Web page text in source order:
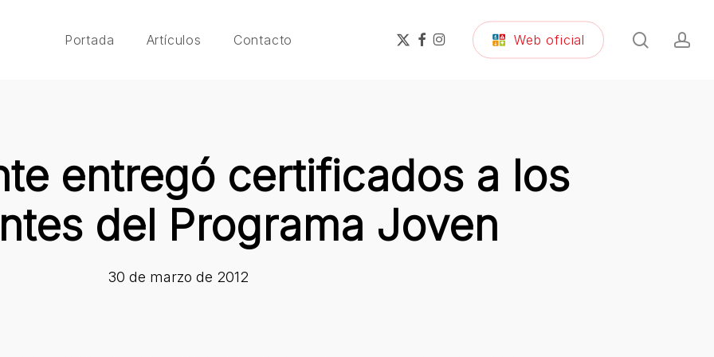
Portada Artículos Contacto
x-
twitter
facebook
instagram Web oficial search
entregó certificados a los
del Programa Joven
30 de marzo de 2012